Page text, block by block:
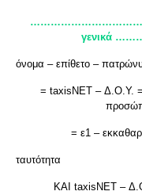
γενικά
όνομα – επίθετο –
= taxisNET – Δ.Ο.Υ.
= ε1 –
ταυτότητα
ΚΑΙ taxisNET –